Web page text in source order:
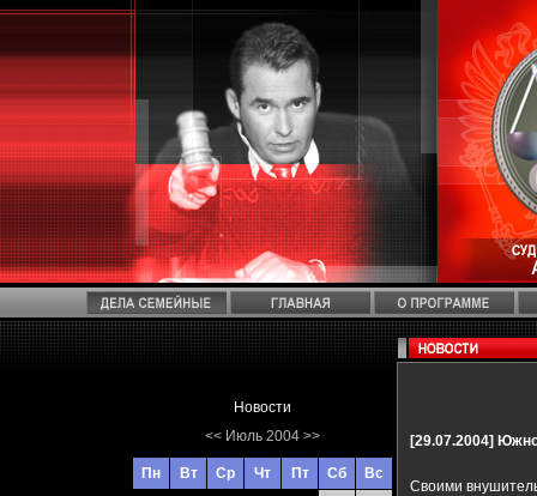
Новости
<< Июль 2004 >>
Пн Вт Ср Чт Пт Сб
Вс
[29.07.2004]
Своими